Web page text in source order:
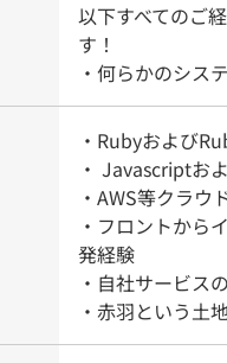
以下すべてのご
す！
・何らかのシ
・Rubyおよび
・ Javascriptお
・AWS等クラウ
・フロントから
発経験
・自社サービス
・赤羽という土